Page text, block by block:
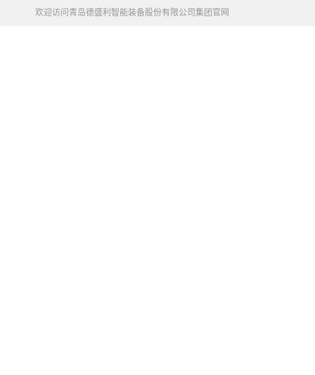
欢迎访问青岛德盛利智能装备股份有限公司集团官网